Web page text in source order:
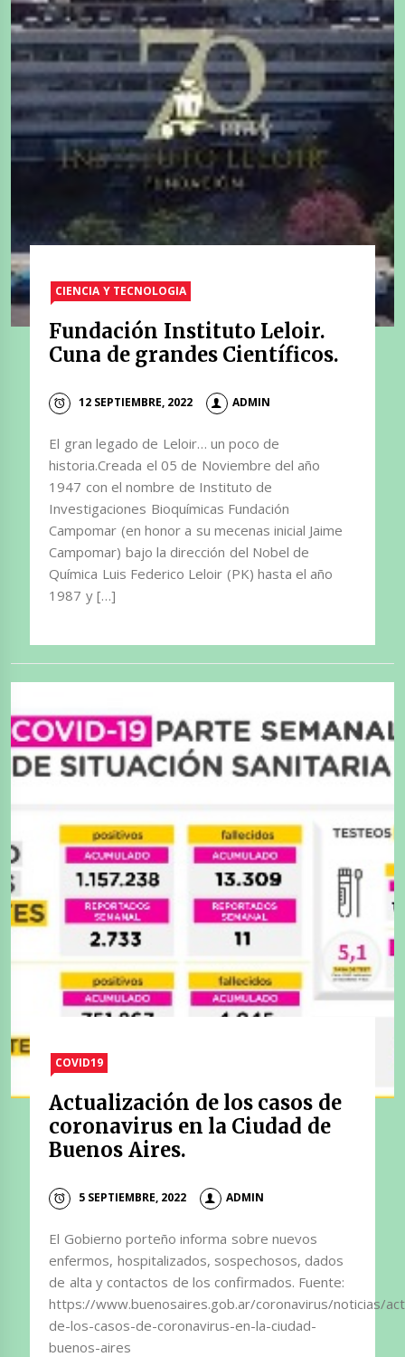
CIENCIA Y TECNOLOGIA
Fundación Instituto Leloir.
Cuna de grandes Científicos.
12 SEPTIEMBRE, 2022 ADMIN
El gran legado de Leloir… un poco de
historia.Creada el 05 de Noviembre del año
1947 con el nombre de Instituto de
Investigaciones Bioquímicas Fundación
Campomar (en honor a su mecenas inicial Jaime
Campomar) bajo la dirección del Nobel de
Química Luis Federico Leloir (PK) hasta el año
1987 y […]
COVID19
Actualización de los casos de
coronavirus en la Ciudad de
Buenos Aires.
5 SEPTIEMBRE, 2022 ADMIN
El Gobierno porteño informa sobre nuevos
enfermos, hospitalizados, sospechosos, dados
de alta y contactos de los confirmados. Fuente:
https://www.buenosaires.gob.ar/coronavirus/noticias/
de-los-casos-de-coronavirus-en-la-ciudad-
buenos-aires